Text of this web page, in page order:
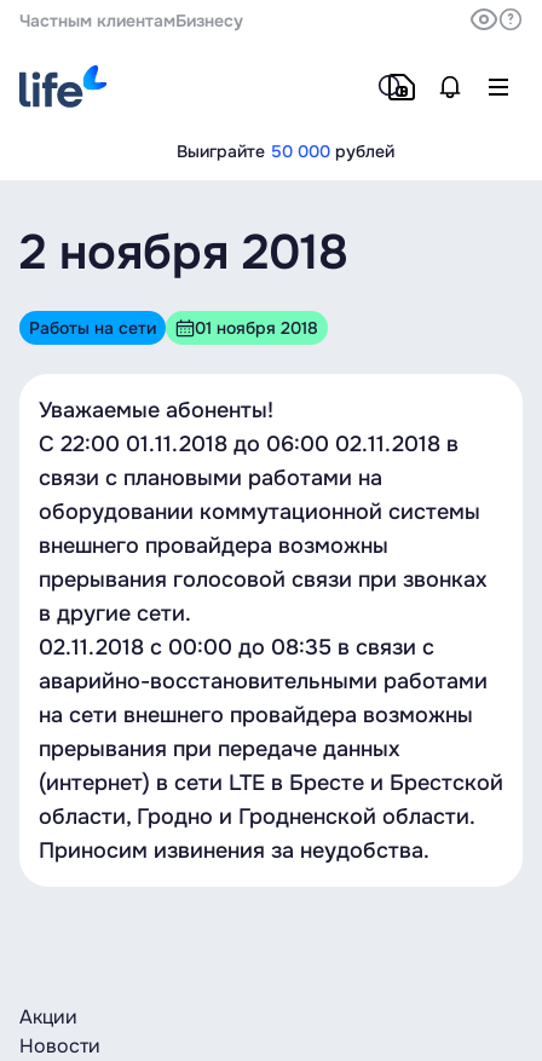
Частным клиентамБизнесу
Выиграйте 50 000 рублей
2 ноября 2018
Работы на сети 01 ноября 2018
Уважаемые абоненты!
С 22:00 01.11.2018 до 06:00 02.11.2018 в
связи с плановыми работами на
оборудовании коммутационной системы
внешнего провайдера возможны
прерывания голосовой связи при звонках
в другие сети.
02.11.2018 с 00:00 до 08:35 в связи с
аварийно-восстановительными работами
на сети внешнего провайдера возможны
прерывания при передаче данных
(интернет) в сети LTE в Бресте и Брестской
области, Гродно и Гродненской области.
Приносим извинения за неудобства.
Акции
Новости